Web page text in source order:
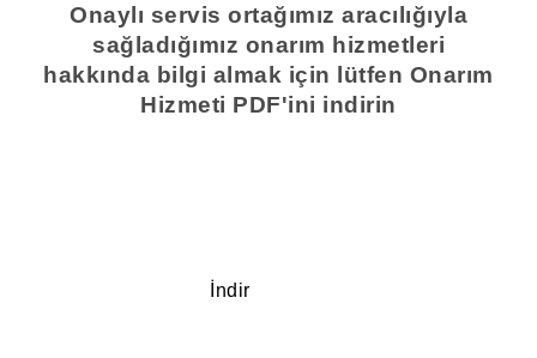
Onaylı servis ortağımız aracılığıyla
sağladığımız onarım hizmetleri
hakkında bilgi almak için lütfen Onarım
Hizmeti PDF'ini indirin
İndir